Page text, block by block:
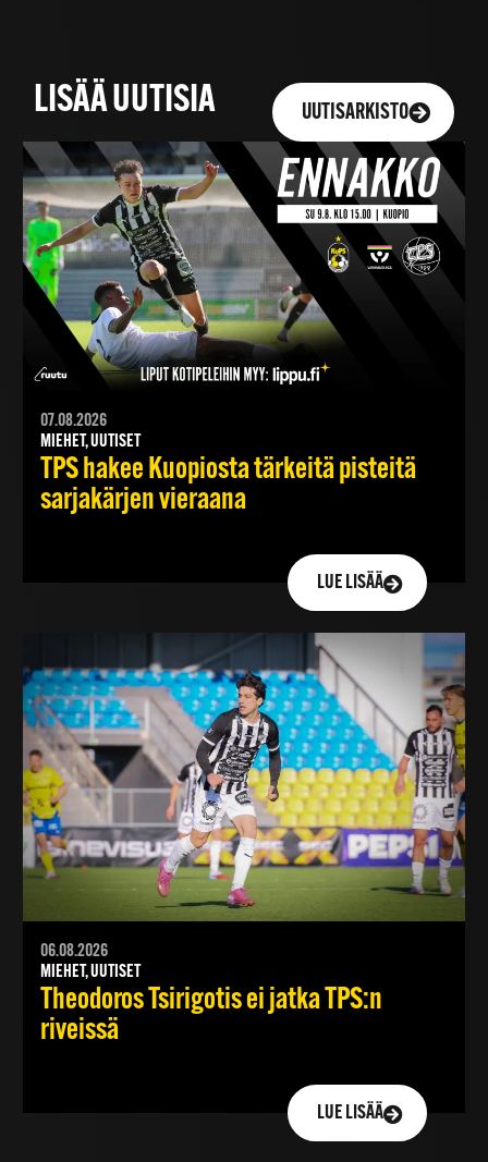
LISÄÄ UUTISIA UUTISARKISTO
07.08.2026
MIEHET, UUTISET
TPS hakee Kuopiosta tärkeitä pisteitä
sarjakärjen vieraana
LUE LISÄÄ
06.08.2026
MIEHET, UUTISET
Theodoros Tsirigotis ei jatka TPS:n
riveissä
LUE LISÄÄ